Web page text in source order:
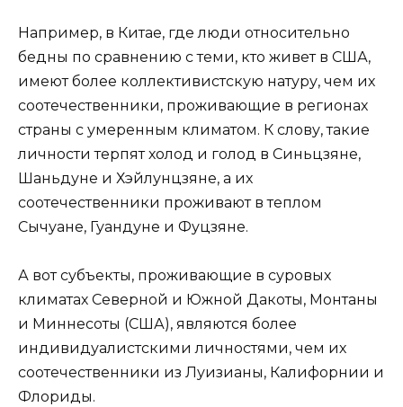
Например, в Китае, где люди относительно
бедны по сравнению с теми, кто живет в США,
имеют более коллективистскую натуру, чем их
соотечественники, проживающие в регионах
страны с умеренным климатом. К слову, такие
личности терпят холод и голод в Синьцзяне,
Шаньдуне и Хэйлунцзяне, а их
соотечественники проживают в теплом
Сычуане, Гуандуне и Фуцзяне.
А вот субъекты, проживающие в суровых
климатах Северной и Южной Дакоты, Монтаны
и Миннесоты (США), являются более
индивидуалистскими личностями, чем их
соотечественники из Луизианы, Калифорнии и
Флориды.